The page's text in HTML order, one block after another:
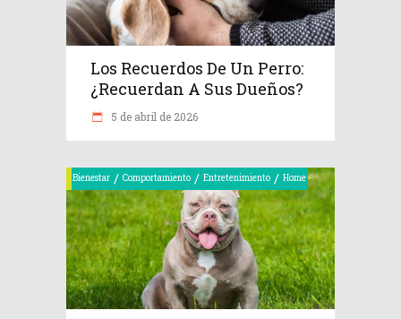
Los Recuerdos De Un Perro:
¿recuerdan A Sus Dueños?
5 de abril de 2026
Bienestar / Comportamiento / Entretenimiento / Home